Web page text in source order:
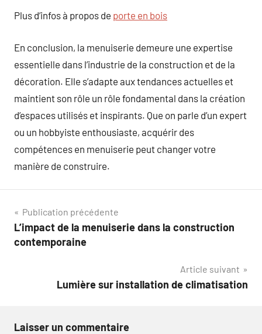
Plus d’infos à propos de porte en bois
En conclusion, la menuiserie demeure une expertise
essentielle dans l’industrie de la construction et de la
décoration. Elle s’adapte aux tendances actuelles et
maintient son rôle un rôle fondamental dans la création
d’espaces utilisés et inspirants. Que on parle d’un expert
ou un hobbyiste enthousiaste, acquérir des
compétences en menuiserie peut changer votre
manière de construire.
Navigation
de
Publication précédente
L’impact de la menuiserie dans la construction
contemporaine
Article suivant
Lumière sur installation de climatisation
Laisser un commentaire